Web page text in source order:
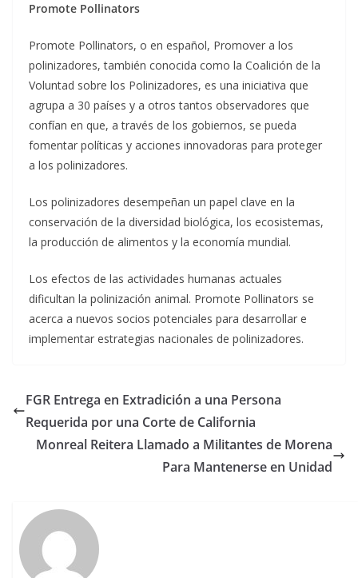
Promote Pollinators
Promote Pollinators, o en español, Promover a los
polinizadores, también conocida como la Coalición de la
Voluntad sobre los Polinizadores, es una iniciativa que
agrupa a 30 países y a otros tantos observadores que
confían en que, a través de los gobiernos, se pueda
fomentar políticas y acciones innovadoras para proteger
a los polinizadores.
Los polinizadores desempeñan un papel clave en la
conservación de la diversidad biológica, los ecosistemas,
la producción de alimentos y la economía mundial.
Los efectos de las actividades humanas actuales
dificultan la polinización animal. Promote Pollinators se
acerca a nuevos socios potenciales para desarrollar e
implementar estrategias nacionales de polinizadores.
FGR Entrega en Extradición a una Persona
Requerida por una Corte de California
Monreal Reitera Llamado a Militantes de Morena
Para Mantenerse en Unidad